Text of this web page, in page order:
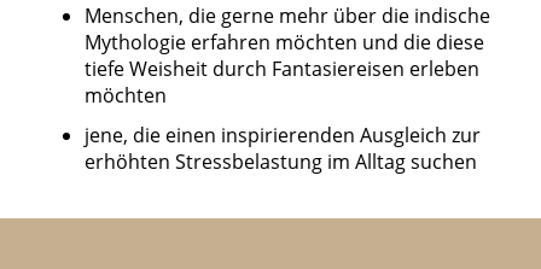
Menschen, die gerne mehr über die indische
Mythologie erfahren möchten und die diese
tiefe Weisheit durch Fantasiereisen erleben
möchten
jene, die einen inspirierenden Ausgleich zur
erhöhten Stressbelastung im Alltag suchen